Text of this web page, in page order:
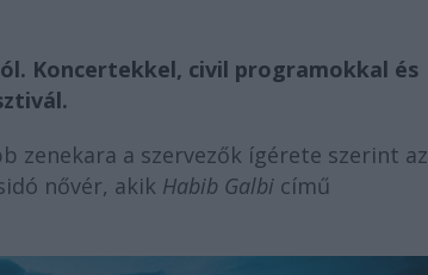
Koncertekkel, civil programokkal és
zenekara a szervezők ígérete szerint az
nővér, akik Habib Galbi című